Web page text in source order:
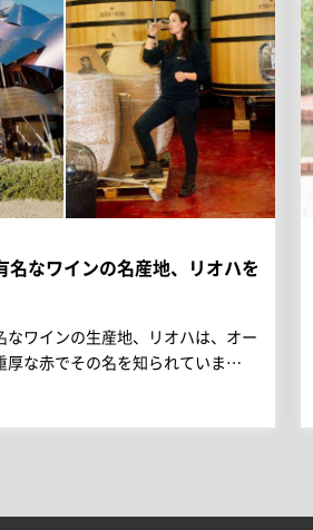
名なワインの名産地、リオハを
なワインの生産地、リオハは、オー
厚な赤でその名を知られていま…